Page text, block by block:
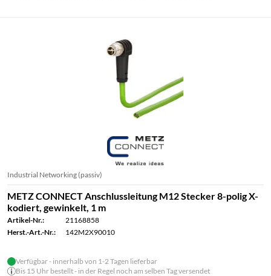
Industrial Networking (passiv)
METZ CONNECT Anschlussleitung M12 Stecker 8-polig X-
kodiert, gewinkelt, 1 m
Artikel-Nr.:
21168858
Herst.-Art.-Nr.:
142M2X90010
Verfügbar - innerhalb von 1-2 Tagen lieferbar
Bis 15 Uhr bestellt - in der Regel noch am selben Tag versendet